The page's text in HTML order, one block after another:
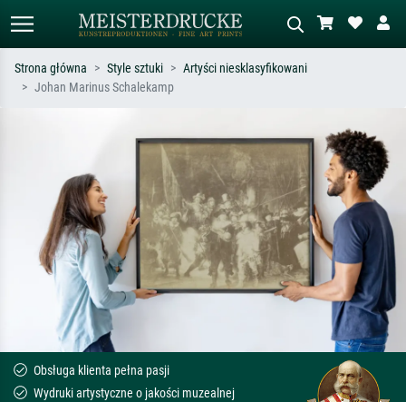
impresjonizm, fala Hokusaia, akt.
Opisz scenę – np. zielona łąka,
abstrakcja z czerwienią, ciemny olej,
stojący akt obok drzewa.
Strona główna Style sztuki
Artyści niesklasyfikowani
Johan Marinus Schalekamp
Obsługa klienta pełna pasji
Wydruki artystyczne o jakości muzealnej